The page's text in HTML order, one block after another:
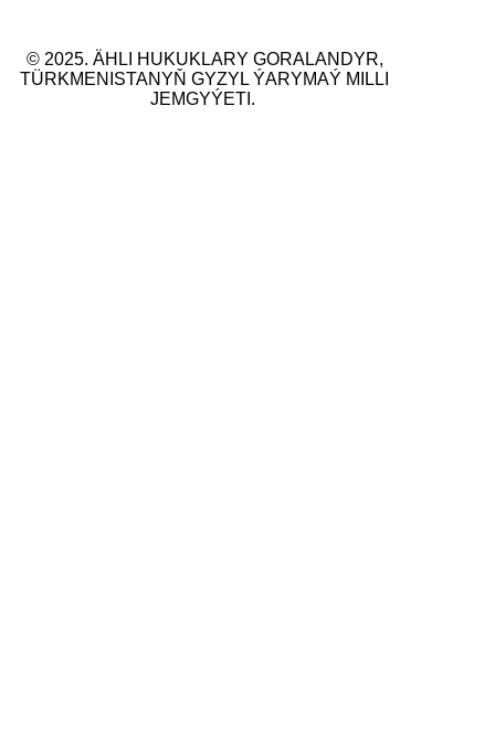
© 2025. ÄHLI HUKUKLARY GORALANDYR,
TÜRKMENISTANYŇ GYZYL ÝARYMAÝ MILLI
JEMGYÝETI.